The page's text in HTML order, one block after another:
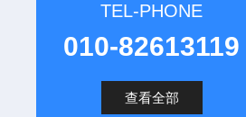
TEL-PHONE
010-82613119
查看全部